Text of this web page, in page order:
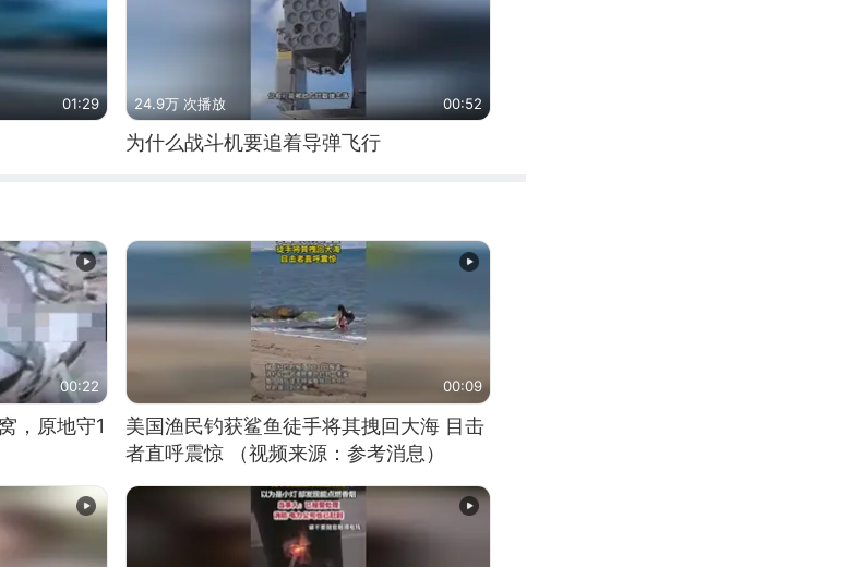
01:29 24.9万 次播放 00:52
为什么战斗机要追着导弹飞行
00:22
，原地守1
00:09
美国渔民钓获鲨鱼徒手将其拽回大海 目击
者直呼震惊 （视频来源：参考消息）